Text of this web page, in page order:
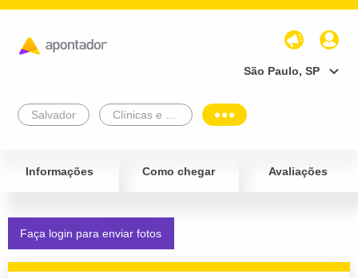
São Paulo, SP
Salvador
Informações Como chegar Avaliações
Faça login para enviar fotos